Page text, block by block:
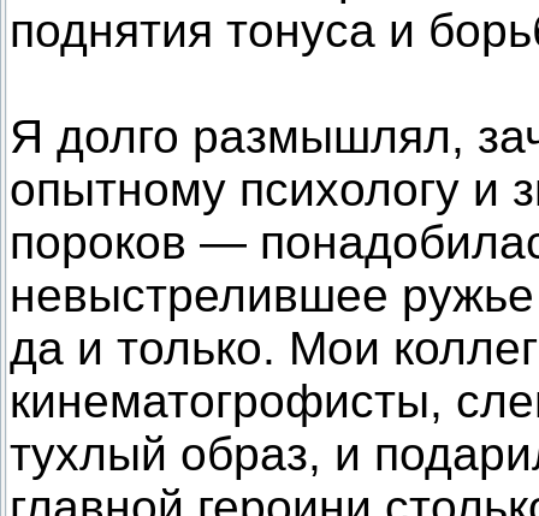
поднятия тонуса и
Я долго размышлял,
опытному психологу и
пороков —
невыстрелившее
да и только. Мои
кинематогрофисты,
тухлый образ, и